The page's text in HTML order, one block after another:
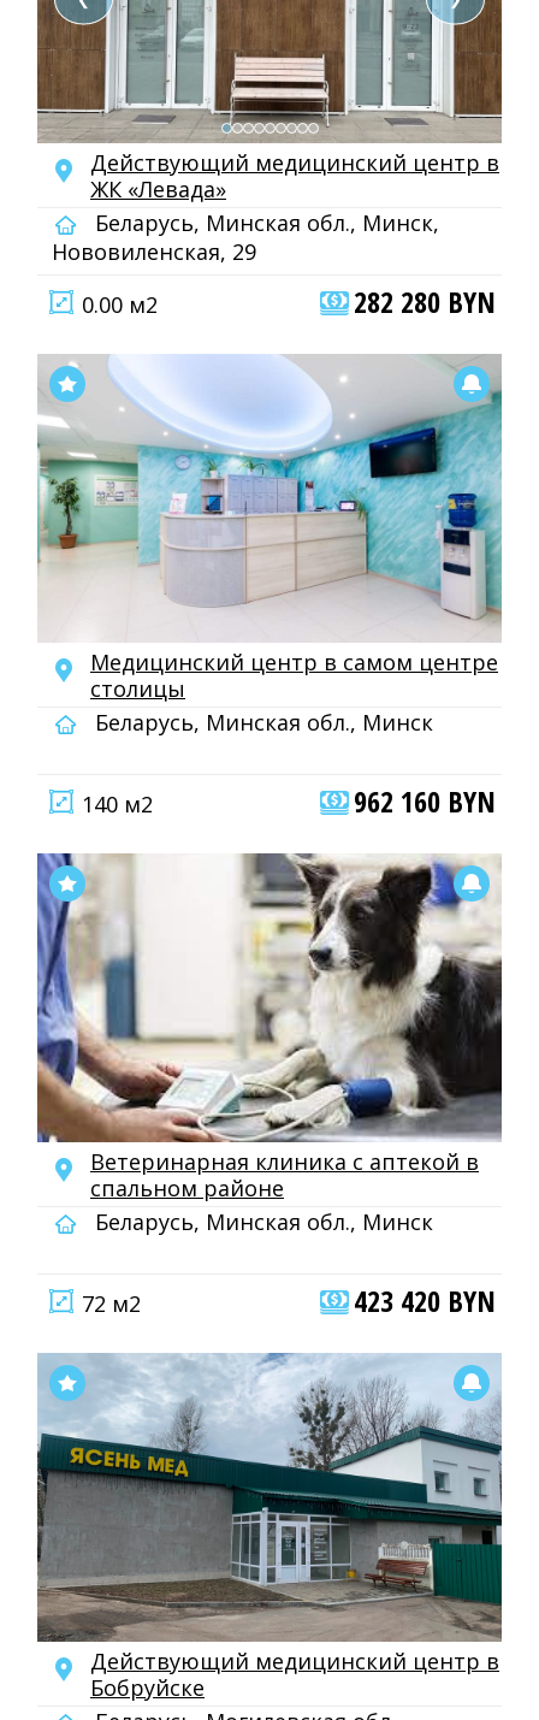
Действующий медицинский центр в
ЖК «Левада»
Беларусь, Минская обл., Минск,
Нововиленская, 29
0.00 м2
282 280 BYN
Медицинский центр в самом центре
столицы
Беларусь, Минская обл., Минск
140 м2 962 160 BYN
Ветеринарная клиника с аптекой в
спальном районе
Беларусь, Минская обл., Минск
72 м2 423 420 BYN
Действующий медицинский центр в
Бобруйске